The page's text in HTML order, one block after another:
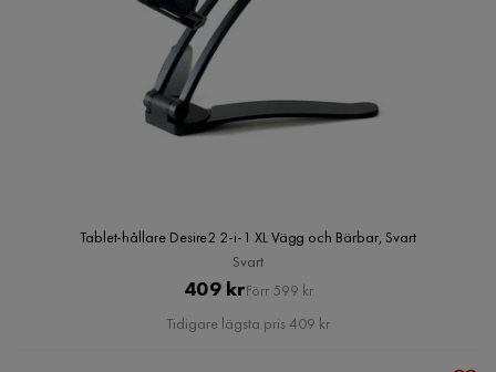
Tablet-hållare Desire2 2-i-1 XL Vägg och Bärbar, Svart
Svart
Pris
409 krOriginal
Pris
Förr 599 kr
Tidigare lägsta pris 409 kr